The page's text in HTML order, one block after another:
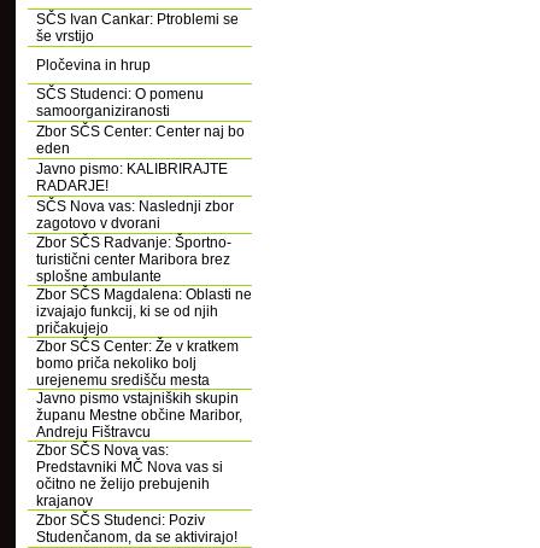
SČS Ivan Cankar: Ptroblemi se
še vrstijo
Pločevina in hrup
SČS Studenci: O pomenu
samoorganiziranosti
Zbor SČS Center: Center naj bo
eden
Javno pismo: KALIBRIRAJTE
RADARJE!
SČS Nova vas: Naslednji zbor
zagotovo v dvorani
Zbor SČS Radvanje: Športno-
turistični center Maribora brez
splošne ambulante
Zbor SČS Magdalena: Oblasti ne
izvajajo funkcij, ki se od njih
pričakujejo
Zbor SČS Center: Že v kratkem
bomo priča nekoliko bolj
urejenemu središču mesta
Javno pismo vstajniških skupin
županu Mestne občine Maribor,
Andreju Fištravcu
Zbor SČS Nova vas:
Predstavniki MČ Nova vas si
očitno ne želijo prebujenih
krajanov
Zbor SČS Studenci: Poziv
Studenčanom, da se aktivirajo!